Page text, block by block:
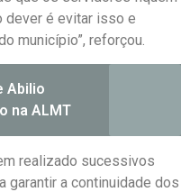
dever é evitar isso e
município”, reforçou.
Abilio
na ALMT
realizado sucessivos
garantir a continuidade dos